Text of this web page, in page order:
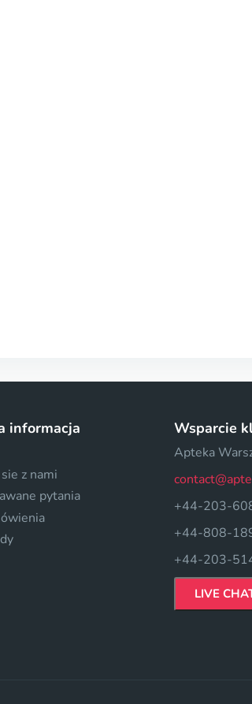
informacja
z nami
pytania
Wsparcie
Apteka
+44-203-
+44-808-
+44-203-
LIVE